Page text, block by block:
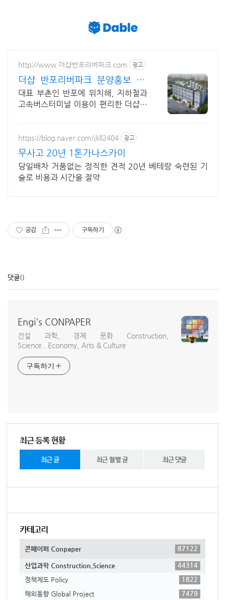
http://www.더샵반포리버파크.com 광고
더샵 반포리버파크 분양홍보 24
시 전문상담사 상시대기중
대표 부촌인 반포에 위치해, 지하철과
고속버스터미널 이용이 편리한 더샵반
https://blog.naver.com/jkll2404 광고
무사고 20년 1톤가나스카이
당일배차 거품없는 정직한 견적 20년 베테랑 숙련된 기
술로 비용과 시간을 절약
공감 구독하기
댓글()
Engi's CONPAPER
건설 과학, 경제 문화 Construction,
Science...Economy, Arts & Culture
구독하기
최근 등록 현황
최근 글 최근 월별 글 최근 댓글
카테고리
콘페이퍼 Conpaper 87122
산업과학 Construction,Science
44314
정책제도 Policy
1822
해외동향 Global Project
7479